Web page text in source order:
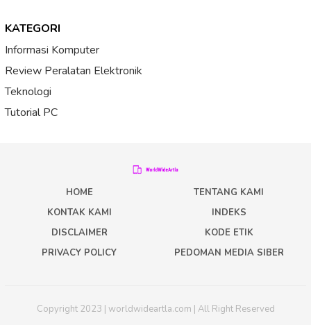
KATEGORI
Informasi Komputer
Review Peralatan Elektronik
Teknologi
Tutorial PC
HOME
TENTANG KAMI
KONTAK KAMI
INDEKS
DISCLAIMER
KODE ETIK
PRIVACY POLICY
PEDOMAN MEDIA SIBER
Copyright 2023 | worldwideartla.com | All Right Reserved